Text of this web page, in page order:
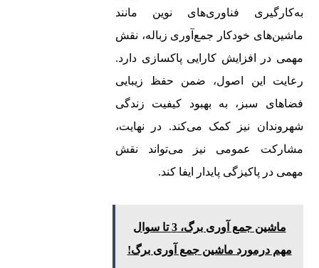
به‌کارگیری فناوری‌های نوین مانند
ماشین‌های خودکار جمع‌آوری زباله، نقش
مهمی در افزایش کارایی پاکسازی دارد.
رعایت این اصول، ضمن حفظ زیبایی
فضاهای سبز، به بهبود کیفیت زندگی
شهروندان نیز کمک می‌کند. در نهایت،
مشارکت عمومی نیز می‌تواند نقش
مهمی در پاکیزگی پایدار ایفا کند.
ماشین جمع آوری برگ، 3 تا سوال
مهم درمورد ماشین جمع آوری برگ!